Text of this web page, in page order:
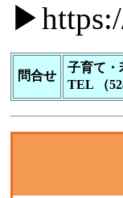
▶
問合せ
子育て
TEL （